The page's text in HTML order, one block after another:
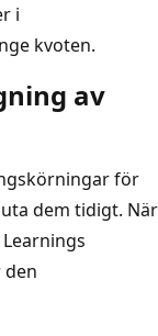
i
kvoten.
av
för
dem tidigt. När